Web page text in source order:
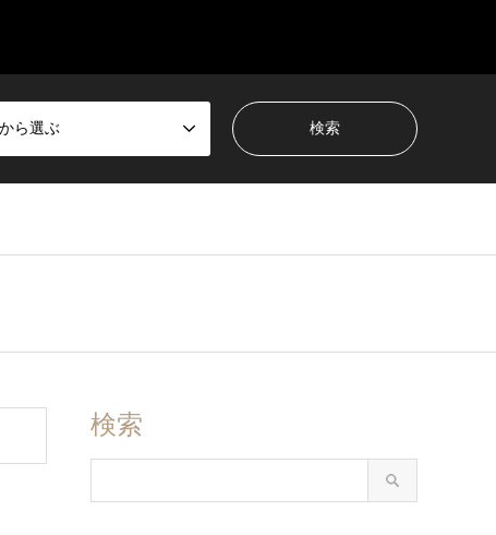
ら選ぶ
検索